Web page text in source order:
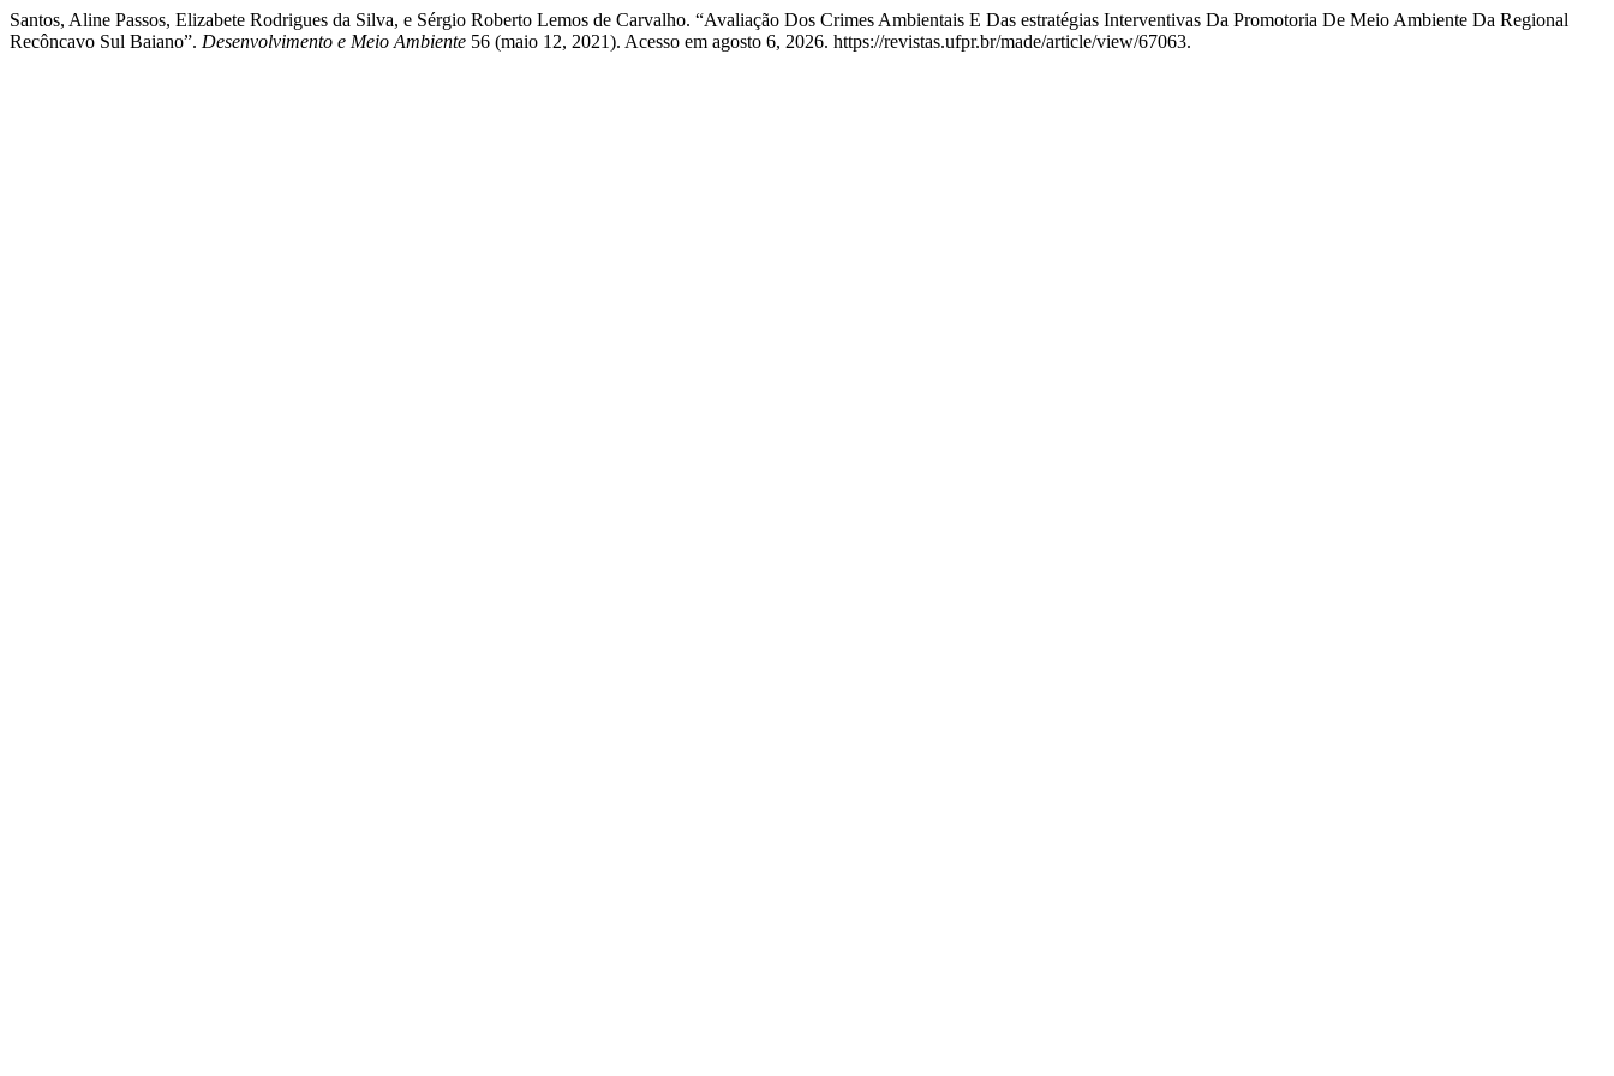
Santos, Aline Passos, Elizabete Rodrigues da Silva, e Sérgio Roberto Lemos de Carvalho. “Avaliação Dos Crimes Ambientais E Das estratégias Interventivas Da Promotoria De Meio Ambiente Da Regional
Recôncavo Sul Baiano”. Desenvolvimento e Meio Ambiente 56 (maio 12, 2021). Acesso em agosto 6, 2026. https://revistas.ufpr.br/made/article/view/67063.